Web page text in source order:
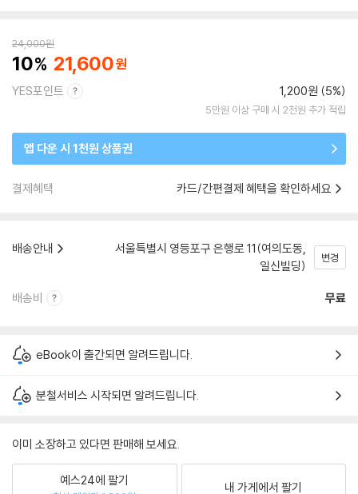
24,000원
10 21,600
YES포인트 1,200원 (5%)
5만원 이상 구매 시 2천원 추가 적립
앱 다운 시 1천원 상품권
결제혜택 카드/간편결제 혜택을 확인하세요
배송안내
서울특별시 영등포구 은행로 11(여의도동,
일신빌딩)
변경
배송비 무료
eBook이 출간되면 알려드립니다.
분철서비스 시작되면 알려드립니다.
이미 소장하고 있다면 판매해 보세요.
예스24에 팔기 내 가게에서 팔기